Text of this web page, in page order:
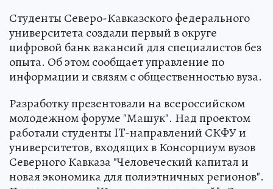
Студенты Северо-Кавказского федерального
университета создали первый в округе
цифровой банк вакансий для специалистов без
опыта. Об этом сообщает управление по
информации и связям с общественностью вуза.
Разработку презентовали на всероссийском
молодежном форуме "Машук". Над проектом
работали студенты IT-направлений СКФУ и
университетов, входящих в Консорциум вузов
Северного Кавказа "Человеческий капитал и
новая экономика для полиэтничных регионов".